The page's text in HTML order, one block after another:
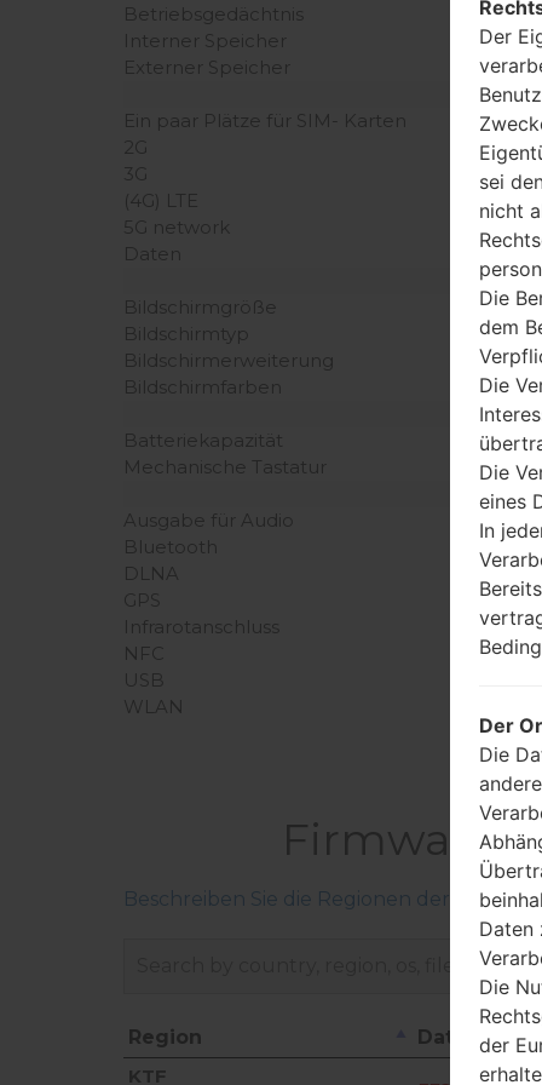
Betriebsgedächtnis
Interner Speicher
Externer Speicher
Ein paar Plätze für SIM- Karten
2G
3G
(4G) LTE
5G network
Daten
Bildschirmgröße
Bildschirmtyp
Bildschirmerweiterung
Bildschirmfarben
Batteriekapazität
Mechanische Tastatur
Ausgabe für Audio
Bluetooth
DLNA
GPS
Infrarotanschluss
NFC
USB
WLAN
Firmware
Beschreiben Sie die Regionen der LG-
Region Dateiname
Region
Dateiname
KTF
Der
sei
nicht
Die
dem
Die
Die
eines
In
Der
Die
Daten
Die
der